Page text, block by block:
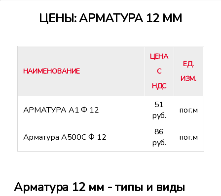
ЦЕНЫ: АРМАТУРА 12 ММ
НАИМЕНОВАНИЕ
ЦЕНА
С
НДС
ЕД.
ИЗМ.
АРМАТУРА А1 Ф 12
51
руб.
пог.м
Арматура А500С Ф 12
86
руб.
пог.м
Арматура 12 мм - типы и виды